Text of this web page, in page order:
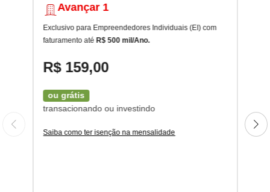
Avançar 1
Exclusivo para Empreendedores Individuais (EI) com
faturamento até R$ 500 mil/Ano.
R$ 159,00
ou grátis
transacionando ou investindo
Saiba como ter isenção na mensalidade